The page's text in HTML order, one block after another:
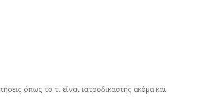
όπως το τι είναι ιατροδικαστής ακόμα και